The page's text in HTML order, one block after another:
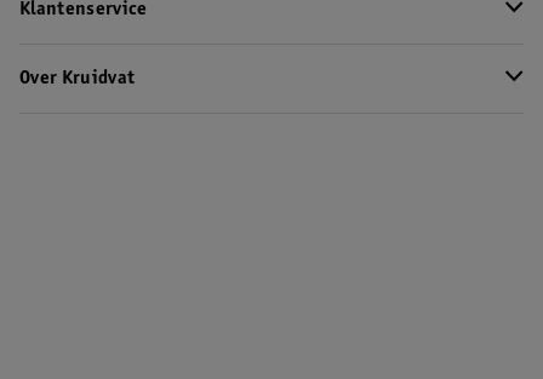
Klantenservice
Over Kruidvat